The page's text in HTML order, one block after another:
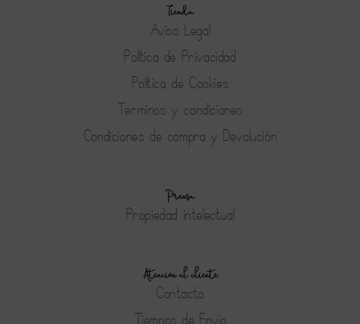
Tienda
Aviso Legal
Política de Privacidad
Política de Cookies
Terminos y condiciones
Condiciones de compra y Devolución
Prensa
Propiedad intelectual
Atención al cliente
Contacto